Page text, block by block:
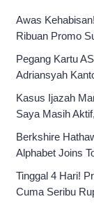
Awas
Ribuan Promo
Pegang Kartu
Adriansyah
Kasus Ijazah
Saya Masih
Berkshire
Alphabet Joins
Tinggal 4 Hari!
Cuma Seribu